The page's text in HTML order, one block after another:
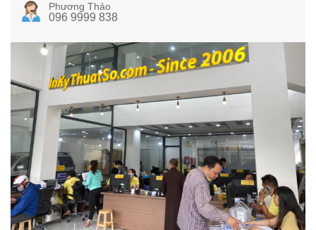
Phương Thảo
096 9999 838